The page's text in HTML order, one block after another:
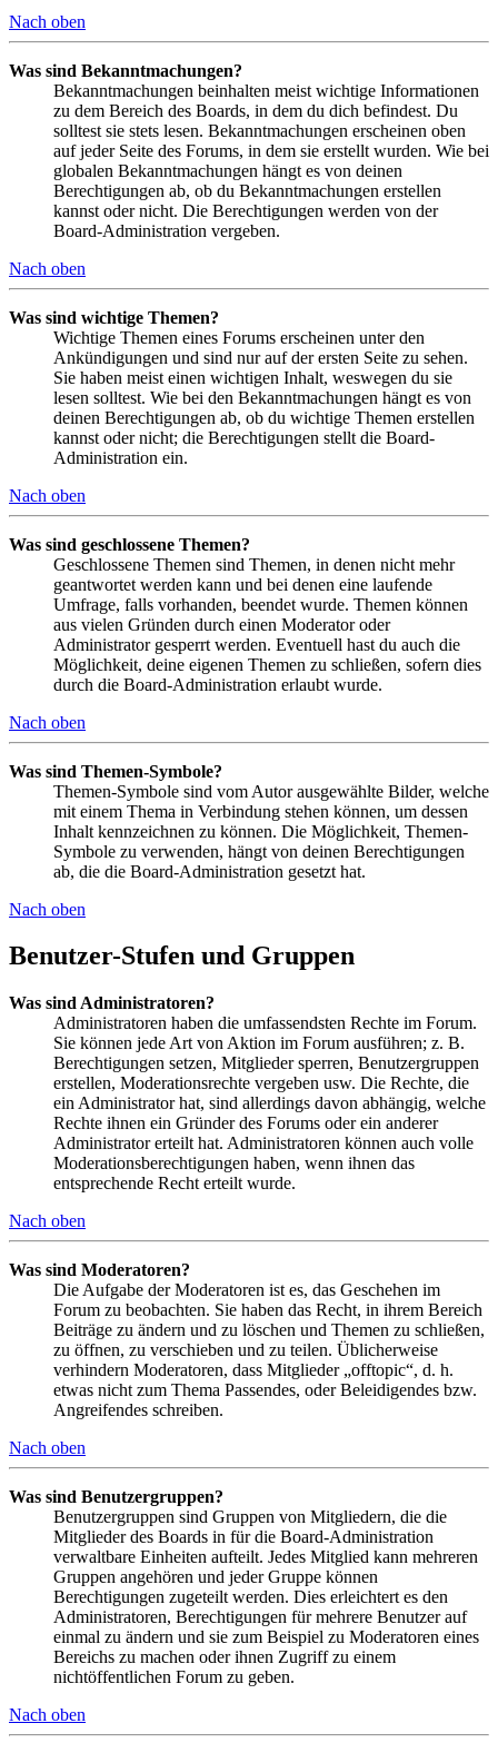
Nach oben
Was sind Bekanntmachungen?
Bekanntmachungen beinhalten meist wichtige Informationen
zu dem Bereich des Boards, in dem du dich befindest. Du
solltest sie stets lesen. Bekanntmachungen erscheinen oben
auf jeder Seite des Forums, in dem sie erstellt wurden. Wie bei
globalen Bekanntmachungen hängt es von deinen
Berechtigungen ab, ob du Bekanntmachungen erstellen
kannst oder nicht. Die Berechtigungen werden von der
Board-Administration vergeben.
Nach oben
Was sind wichtige Themen?
Wichtige Themen eines Forums erscheinen unter den
Ankündigungen und sind nur auf der ersten Seite zu sehen.
Sie haben meist einen wichtigen Inhalt, weswegen du sie
lesen solltest. Wie bei den Bekanntmachungen hängt es von
deinen Berechtigungen ab, ob du wichtige Themen erstellen
kannst oder nicht; die Berechtigungen stellt die Board-
Administration ein.
Nach oben
Was sind geschlossene Themen?
Geschlossene Themen sind Themen, in denen nicht mehr
geantwortet werden kann und bei denen eine laufende
Umfrage, falls vorhanden, beendet wurde. Themen können
aus vielen Gründen durch einen Moderator oder
Administrator gesperrt werden. Eventuell hast du auch die
Möglichkeit, deine eigenen Themen zu schließen, sofern dies
durch die Board-Administration erlaubt wurde.
Nach oben
Was sind Themen-Symbole?
Themen-Symbole sind vom Autor ausgewählte Bilder, welche
mit einem Thema in Verbindung stehen können, um dessen
Inhalt kennzeichnen zu können. Die Möglichkeit, Themen-
Symbole zu verwenden, hängt von deinen Berechtigungen
ab, die die Board-Administration gesetzt hat.
Nach oben
Benutzer-Stufen und Gruppen
Was sind Administratoren?
Administratoren haben die umfassendsten Rechte im Forum.
Sie können jede Art von Aktion im Forum ausführen; z. B.
Berechtigungen setzen, Mitglieder sperren, Benutzergruppen
erstellen, Moderationsrechte vergeben usw. Die Rechte, die
ein Administrator hat, sind allerdings davon abhängig, welche
Rechte ihnen ein Gründer des Forums oder ein anderer
Administrator erteilt hat. Administratoren können auch volle
Moderationsberechtigungen haben, wenn ihnen das
entsprechende Recht erteilt wurde.
Nach oben
Was sind Moderatoren?
Die Aufgabe der Moderatoren ist es, das Geschehen im
Forum zu beobachten. Sie haben das Recht, in ihrem Bereich
Beiträge zu ändern und zu löschen und Themen zu schließen,
zu öffnen, zu verschieben und zu teilen. Üblicherweise
verhindern Moderatoren, dass Mitglieder „offtopic“, d. h.
etwas nicht zum Thema Passendes, oder Beleidigendes bzw.
Angreifendes schreiben.
Nach oben
Was sind Benutzergruppen?
Benutzergruppen sind Gruppen von Mitgliedern, die die
Mitglieder des Boards in für die Board-Administration
verwaltbare Einheiten aufteilt. Jedes Mitglied kann mehreren
Gruppen angehören und jeder Gruppe können
Berechtigungen zugeteilt werden. Dies erleichtert es den
Administratoren, Berechtigungen für mehrere Benutzer auf
einmal zu ändern und sie zum Beispiel zu Moderatoren eines
Bereichs zu machen oder ihnen Zugriff zu einem
nichtöffentlichen Forum zu geben.
Nach oben